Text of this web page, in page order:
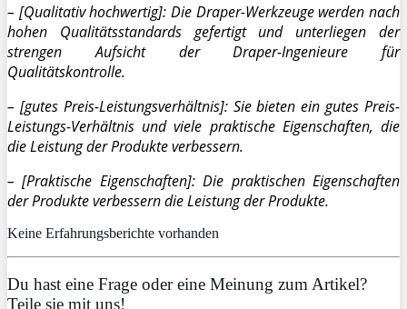
– [Qualitativ hochwertig]: Die Draper-Werkzeuge werden nach
hohen Qualitätsstandards gefertigt und unterliegen der
strengen Aufsicht der Draper-Ingenieure für
Qualitätskontrolle.
– [gutes Preis-Leistungsverhältnis]: Sie bieten ein gutes Preis-
Leistungs-Verhältnis und viele praktische Eigenschaften, die
die Leistung der Produkte verbessern.
– [Praktische Eigenschaften]: Die praktischen Eigenschaften
der Produkte verbessern die Leistung der Produkte.
Keine Erfahrungsberichte vorhanden
Du hast eine Frage oder eine Meinung zum Artikel?
Teile sie mit uns!